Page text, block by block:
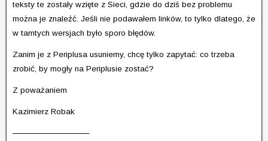
teksty te zostały wzięte z Sieci, gdzie do dziś bez problemu
można je znaleźć. Jeśli nie podawałem linków, to tylko dlatego, że
w tamtych wersjach było sporo błędów.
Zanim je z Periplusa usuniemy, chcę tylko zapytać: co trzeba
zrobić, by mogły na Periplusie zostać?
Z poważaniem
Kazimierz Robak
————————–